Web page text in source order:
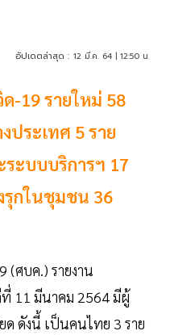
อัปเดตล่าสุด : 12 มี.ค. 64 | 12:50 น.
-19 รายใหม่ 58
ประเทศ 5 ราย
ระบบบริการฯ 17
รุกในชุมชน 36
(ศบค.) รายงาน
11 มีนาคม 2564 มีผู้
ด ดังนี้ เป็นคนไทย 3 ราย